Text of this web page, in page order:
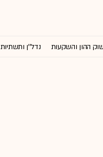
ההון והשקעות נדל''ן ותשתיות